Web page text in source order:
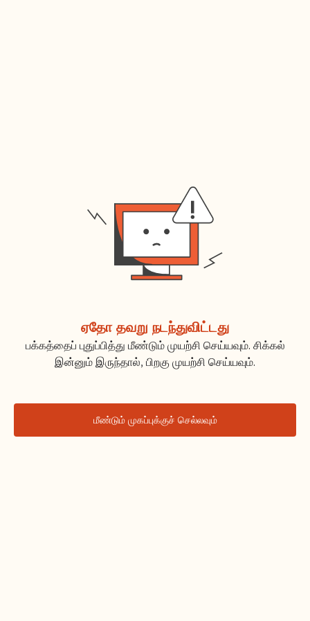
ஏதோ தவறு நடந்துவிட்டது
பக்கத்தைப் புதுப்பித்து மீண்டும் முயற்சி செய்யவும். சிக்கல்
இன்னும் இருந்தால், பிறகு முயற்சி செய்யவும்.
மீண்டும் முகப்புக்குச் செல்லவும்